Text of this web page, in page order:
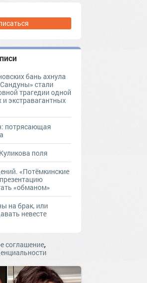
бань ахнула
стали
трагедии одной
экстравагантных
потрясающая
поля
«Потёмкинские
«обманом»
на брак, или
невесте
соглашение,